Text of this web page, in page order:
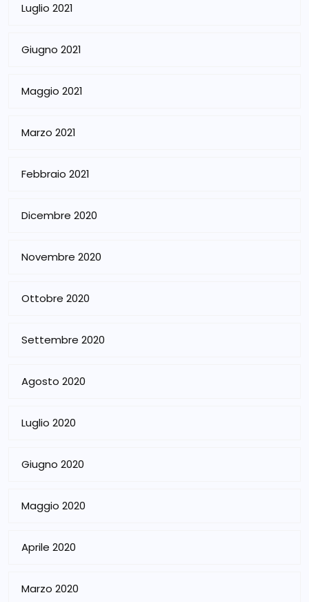
Luglio 2021
Giugno 2021
Maggio 2021
Marzo 2021
Febbraio 2021
Dicembre 2020
Novembre 2020
Ottobre 2020
Settembre 2020
Agosto 2020
Luglio 2020
Giugno 2020
Maggio 2020
Aprile 2020
Marzo 2020